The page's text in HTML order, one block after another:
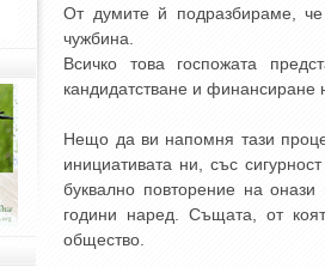
От думите й подразбираме,
чужбина.
Всичко това госпожата
кандидатстване и финансиране
Нещо да ви напомня тази
инициативата ни, със
буквално повторение на
години наред. Същата, от
общество.